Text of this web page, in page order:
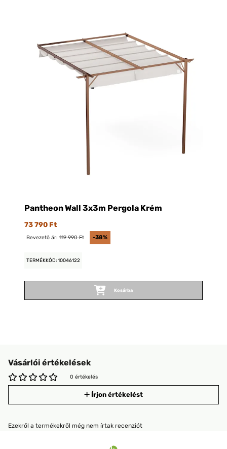
Pantheon Wall 3x3m Pergola Krém
73 790 Ft
Bevezető ár: 119 990 Ft -38%
TERMÉKKÓD: 10046122
Kosárba
Vásárlói értékelések
0 értékelés
Írjon értékelést
Ezekről a termékekről még nem írtak recenziót